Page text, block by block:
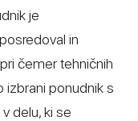
je
in
čemer tehničnih
izbrani ponudnik s
delu, ki se